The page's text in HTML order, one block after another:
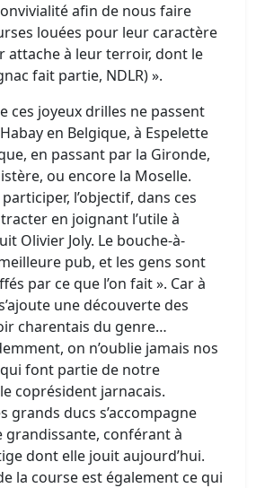
afin de nous faire
louées pour leur caractère
attache à leur terroir, dont le
fait partie, NDLR) ».
ces joyeux drilles ne passent
en Belgique, à Espelette
en passant par la Gironde,
ou encore la Moselle.
l’objectif, dans ces
tracter en joignant l’utile à
Olivier Joly. Le bouche-à-
pub, et les gens sont
par ce que l’on fait ». Car à
une découverte des
charentais du genre…
on n’oublie jamais nos
font partie de notre
coprésident jarnacais.
grands ducs s’accompagne
grandissante, conférant à
dont elle jouit aujourd’hui.
la course est également ce qui